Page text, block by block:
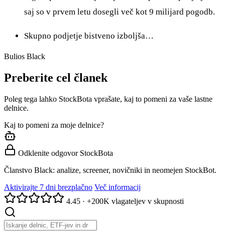
saj so v prvem letu dosegli več kot 9 milijard pogodb.
Skupno podjetje bistveno izboljša…
Bulios Black
Preberite cel članek
Poleg tega lahko StockBota vprašate, kaj to pomeni za vaše lastne
delnice.
Kaj to pomeni za moje delnice?
Odklenite odgovor StockBota
Članstvo Black: analize, screener, novičniki in neomejen StockBot.
Aktivirajte 7 dni brezplačno Več informacij
4.45 · +200K vlagateljev v skupnosti